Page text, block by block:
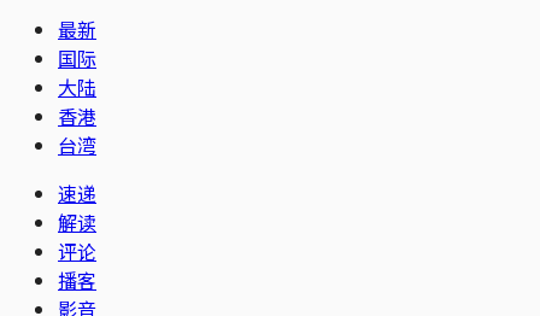
最新
国际
大陆
香港
台湾
速递
解读
评论
播客
影音